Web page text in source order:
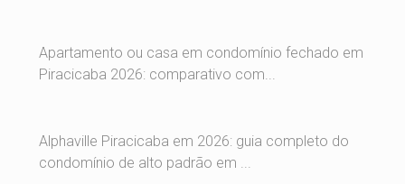
Apartamento ou casa em condomínio fechado em
Piracicaba 2026: comparativo com...
Alphaville Piracicaba em 2026: guia completo do
condomínio de alto padrão em ...